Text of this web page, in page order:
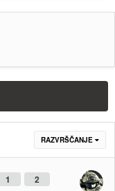
RAZVRŠČANJE
1 2